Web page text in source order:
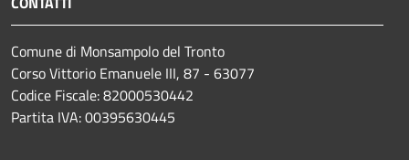
Comune di Monsampolo del Tronto
Corso Vittorio Emanuele III, 87 - 63077
Codice Fiscale: 82000530442
Partita IVA: 00395630445